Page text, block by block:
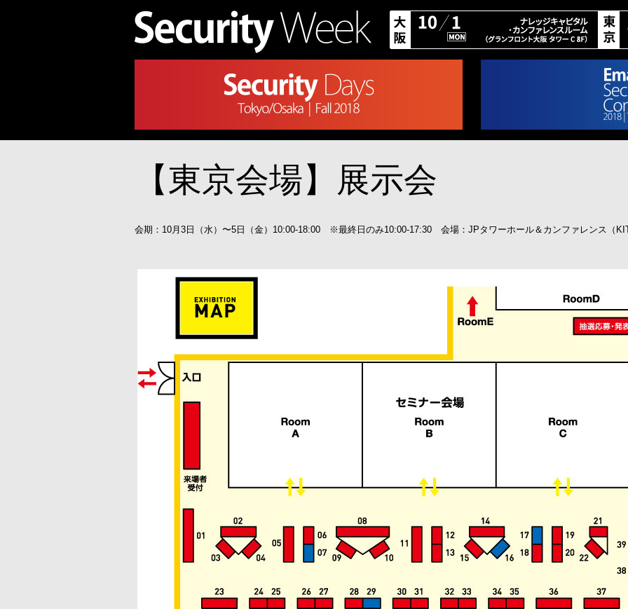
【東京会場】展示会
会期：10月3日（水）〜5日（金）10:00-18:00 ※最終日のみ10:00-17:30 会場：JPタワーホール＆カンファレンス（